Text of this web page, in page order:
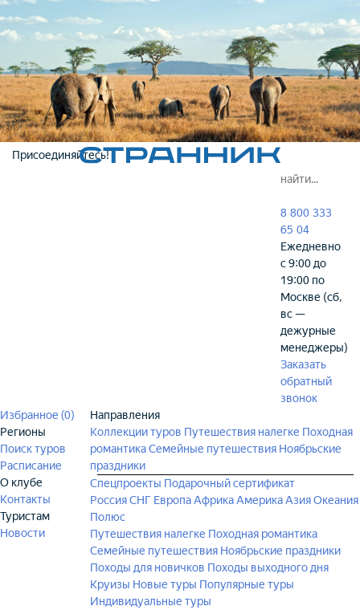
Присоединяйтесь!
8 800 333
65 04
Ежедневно
с 9:00 до
19:00 по
Москве (сб,
вс —
дежурные
менеджеры)
Заказать
обратный
звонок
Избранное (0)
Регионы
Поиск туров
Расписание
О клубе
Контакты
Туристам
Новости
Направления
Коллекции туров Путешествия налегке Походная
романтикаСемейные путешествия Ноябрьские
праздники
Спецпроекты Подарочный сертификат
РоссияСНГ ЕвропаАфрикаАмерикаАзияОкеания
Полюс
Путешествия налегке Походная романтика
Семейные путешествия Ноябрьские праздники
Походы для новичков Походы выходного дня
Круизы Новые туры Популярные туры
Индивидуальные туры